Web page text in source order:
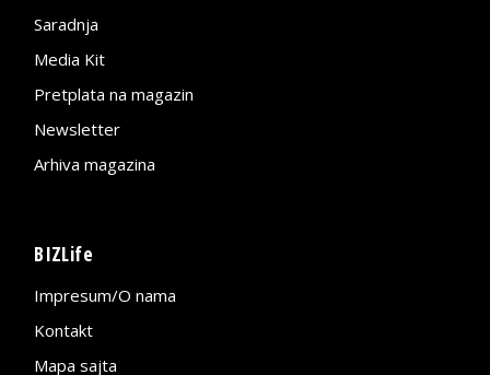
Saradnja
Media Kit
Pretplata na magazin
Newsletter
Arhiva magazina
BIZLife
Impresum/O nama
Kontakt
Mapa sajta